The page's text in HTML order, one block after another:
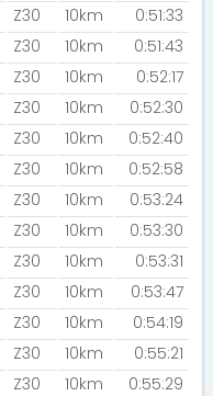
Z30 10km
0:51:33
Z30 10km
0:51:43
Z30 10km
0:52:17
Z30 10km
0:52:30
Z30 10km
0:52:40
Z30 10km
0:52:58
Z30 10km
0:53:24
Z30 10km
0:53:30
Z30 10km
0:53:31
Z30 10km
0:53:47
Z30 10km
0:54:19
Z30 10km
0:55:21
Z30 10km
0:55:29